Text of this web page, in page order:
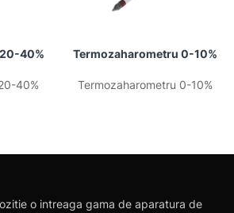
40%
40%
Termozaharometru 0-10%
Termozaharometru 0-10%
o intreaga gama de aparatura de